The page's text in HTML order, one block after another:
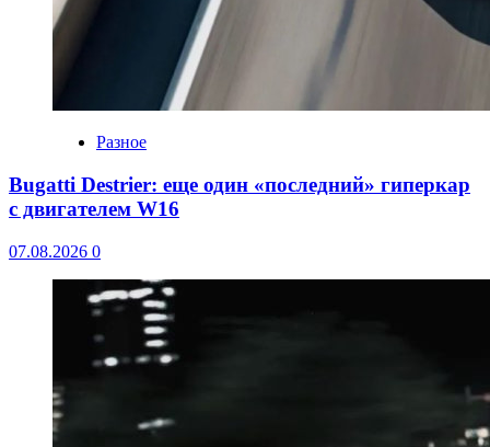
Разное
Bugatti Destrier: еще один «последний» гиперкар
с двигателем W16
07.08.2026 0